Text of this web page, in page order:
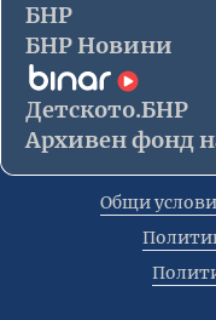
БНР
БНР Новини
Детското.БНР
Архивен фонд
Общи